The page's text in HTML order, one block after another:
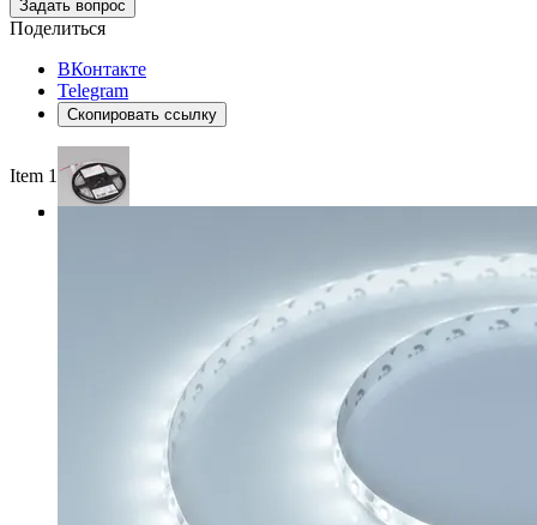
Задать вопрос
Поделиться
ВКонтакте
Telegram
Скопировать ссылку
Item 1 of 3